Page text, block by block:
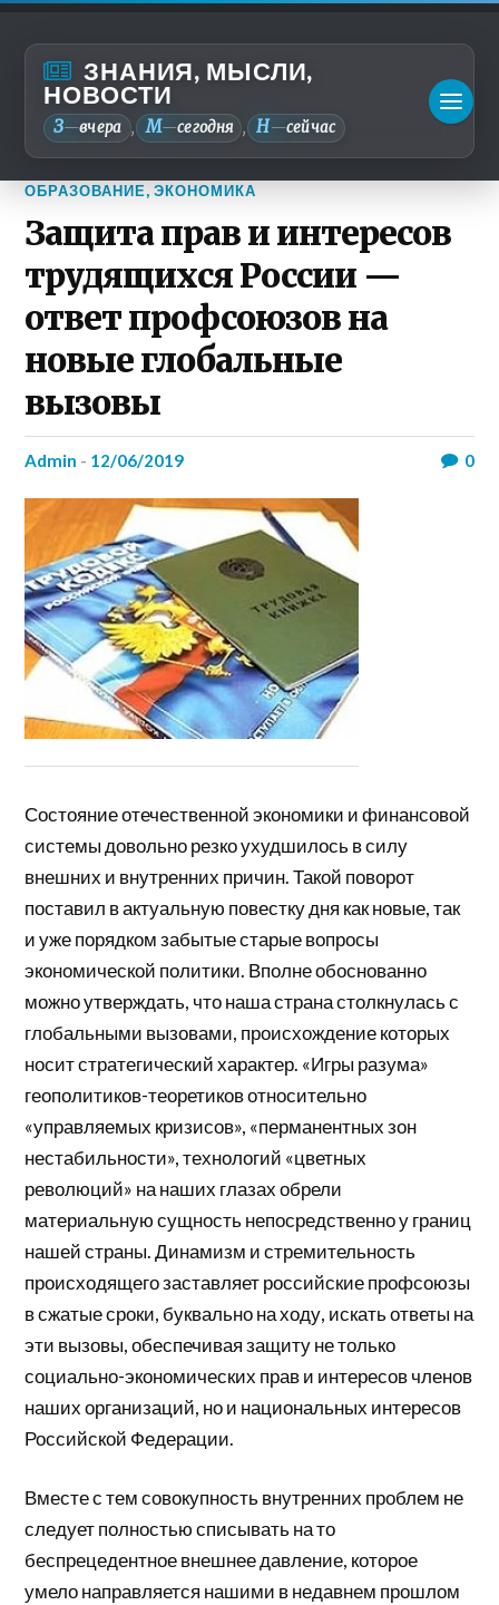
ЗНАНИЯ, МЫСЛИ,
НОВОСТИ
З—вчера , М—сегодня , Н—сейчас
ОБРАЗОВАНИЕ,ЭКОНОМИКА
Защита прав и интересов
трудящихся России —
ответ профсоюзов на
новые глобальные
вызовы
admin - 12/06/2019 0
Состояние отечественной экономики и финансовой
системы довольно резко ухудшилось в силу
внешних и внутренних причин. Такой поворот
поставил в актуальную повестку дня как новые, так
и уже порядком забытые старые вопросы
экономической политики. Вполне обоснованно
можно утверждать, что наша страна столкнулась с
глобальными вызовами, происхождение которых
носит стратегический характер. «Игры разума»
геополитиков-теоретиков относительно
«управляемых кризисов», «перманентных зон
нестабильности», технологий «цветных
революций» на наших глазах обрели
материальную сущность непосредственно у границ
нашей страны. Динамизм и стремительность
происходящего заставляет российские профсоюзы
в сжатые сроки, буквально на ходу, искать ответы на
эти вызовы, обеспечивая защиту не только
социально-экономических прав и интересов членов
наших организаций, но и национальных интересов
Российской Федерации.
Вместе с тем совокупность внутренних проблем не
следует полностью списывать на то
беспрецедентное внешнее давление, которое
умело направляется нашими в недавнем прошлом